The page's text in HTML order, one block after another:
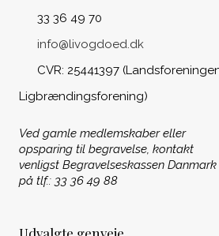
33 36 49 70
info@livogdoed.dk
CVR: 25441397
Ligbrændingsforening)
Ved gamle medlemskaber eller
opsparing til begravelse, kontakt
venligst Begravelseskassen Danmark
på tlf.: 33 36 49 88